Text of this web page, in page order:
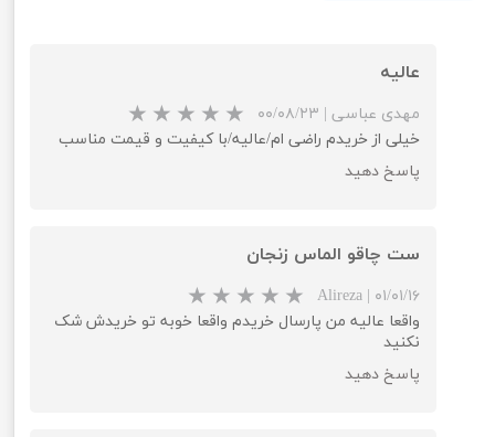
عالیه
مهدی عباسی | ۰۰/۰۸/۲۳
خیلی از خریدم راضی ام/عالیه/با کیفیت و قیمت مناسب
پاسخ دهید
ست چاقو الماس زنجان
Alireza | ۰۱/۰۱/۱۶
واقعا عالیه من پارسال خریدم واقعا خوبه تو خریدش شک
نکنید
پاسخ دهید